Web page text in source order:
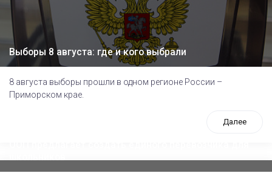
Выборы 8 августа: где и кого выбрали
8 августа выборы прошли в одном регионе России –
Приморском крае.
Далее